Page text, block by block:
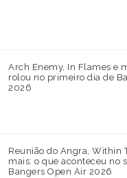
Arch Enemy, In Flames e
rolou no primeiro dia de
2026
Reunião do Angra, Within
mais: o que aconteceu no
Bangers Open Air 2026